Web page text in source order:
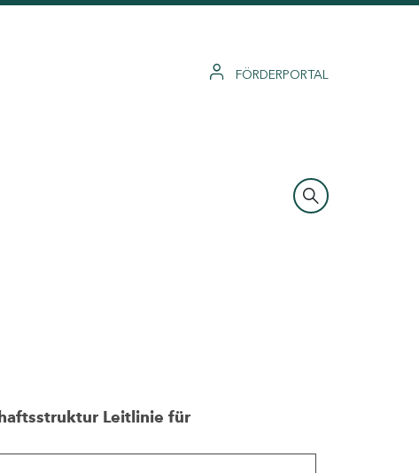
FÖRDERPORTAL
Leitlinie für